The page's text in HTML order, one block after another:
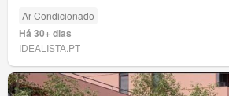
Ar Condicionado
Há 30+ dias
IDEALISTA.PT